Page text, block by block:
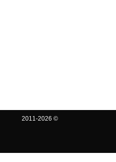
2011-2026 ©